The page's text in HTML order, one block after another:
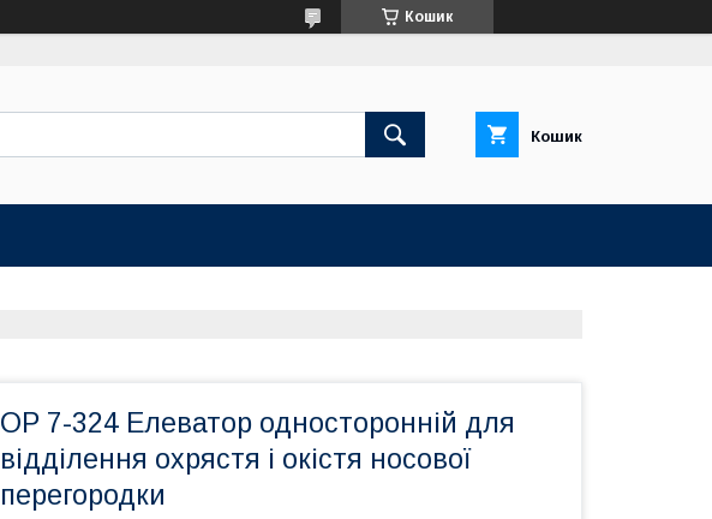
Кошик
Кошик
ОР 7-324 Елеватор односторонній для
відділення охрястя і окістя носової
перегородки